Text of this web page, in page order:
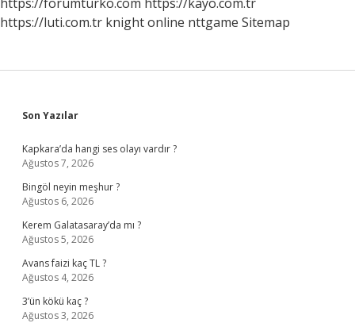
https://luti.com.tr knight online nttgame Sitemap
Sidebar
Son Yazılar
Kapkara’da hangi ses olayı vardır ?
Ağustos 7, 2026
Bingöl neyin meşhur ?
Ağustos 6, 2026
Kerem Galatasaray’da mı ?
Ağustos 5, 2026
Avans faizi kaç TL ?
Ağustos 4, 2026
3’ün kökü kaç ?
Ağustos 3, 2026